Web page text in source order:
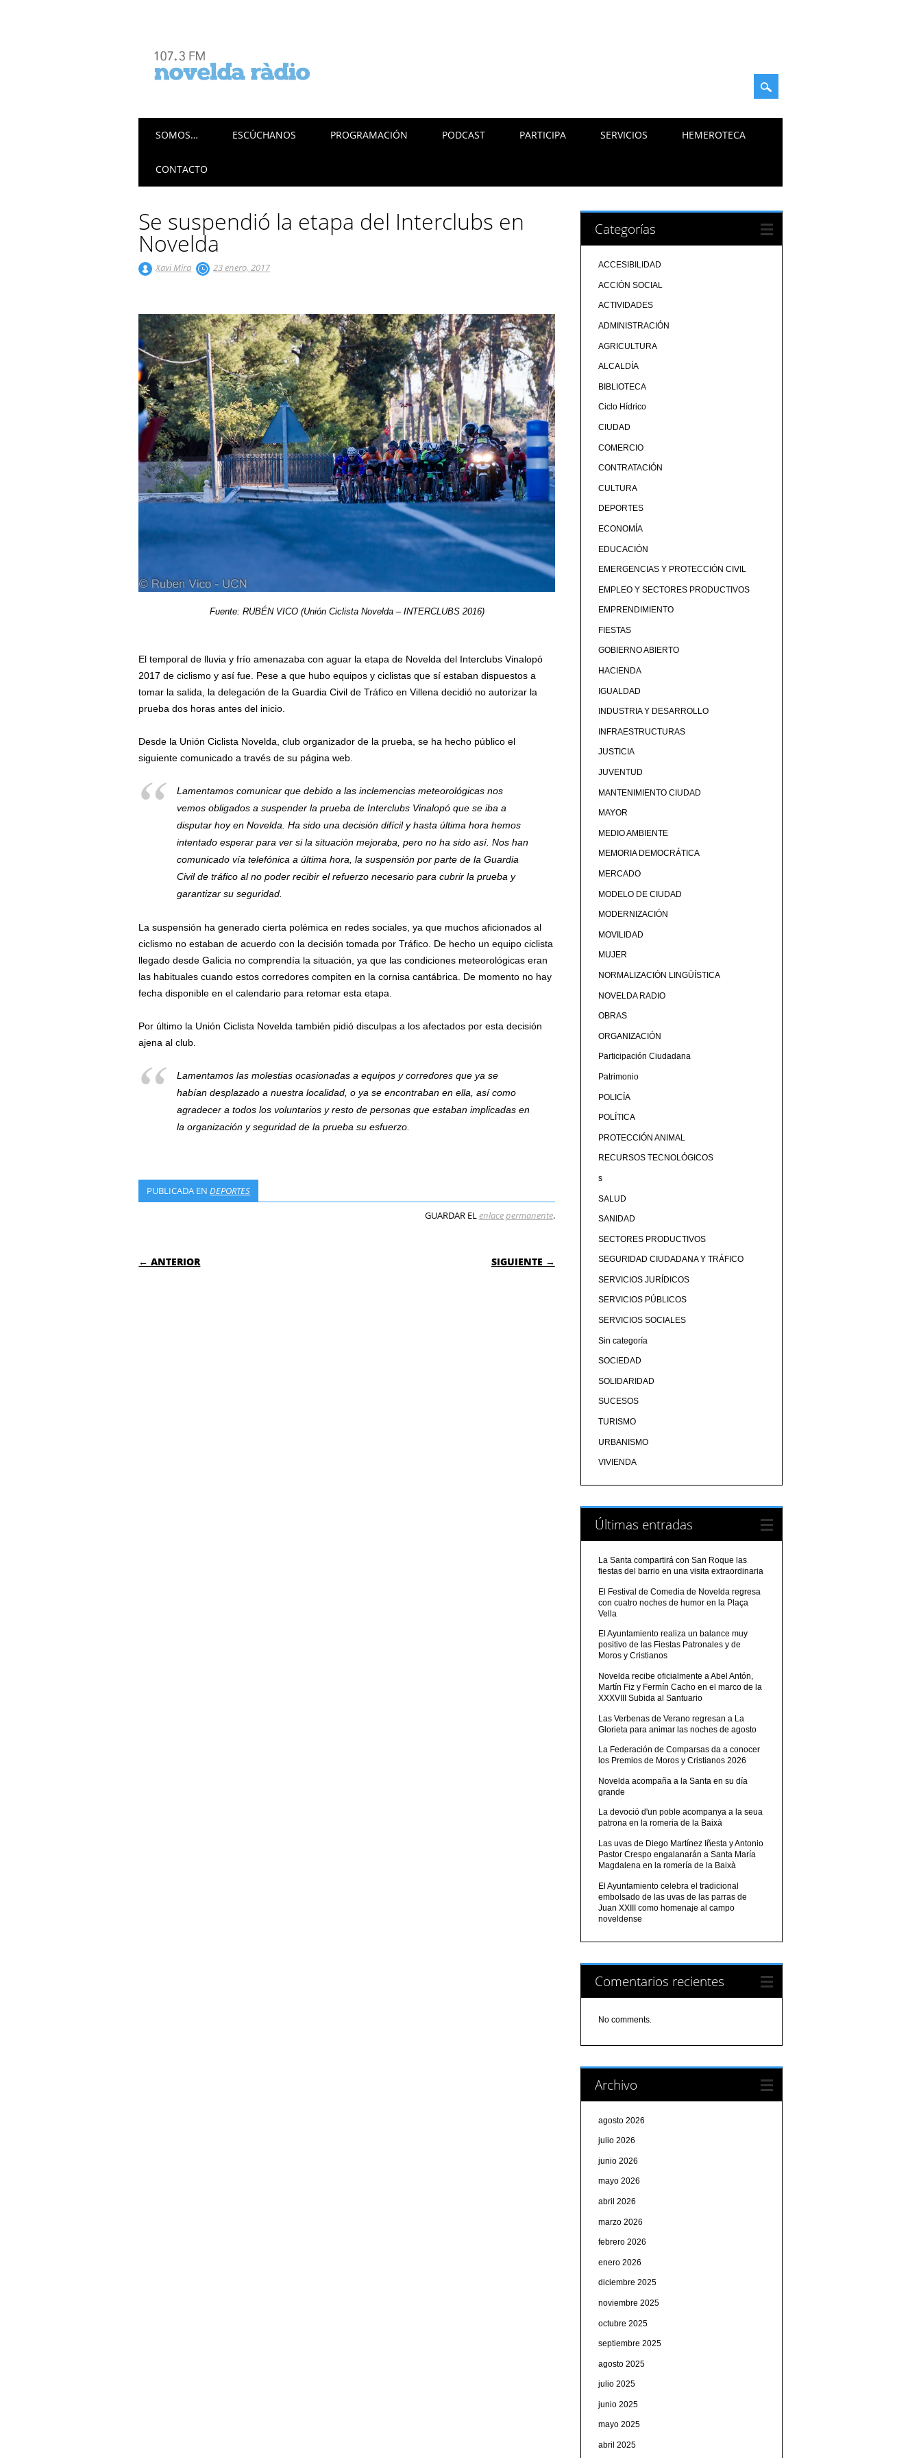
Menú principal
SOMOS… ESCÚCHANOS PROGRAMACIÓN PODCAST PARTICIPA SERVICIOS HEMEROTECA
CONTACTO
Se suspendió la etapa del Interclubs en
Novelda
Xavi Mira 23 enero, 2017
Fuente: RUBÉN VICO (Unión Ciclista Novelda – INTERCLUBS 2016)
El temporal de lluvia y frío amenazaba con aguar la etapa de Novelda del Interclubs Vinalopó
2017 de ciclismo y así fue. Pese a que hubo equipos y ciclistas que sí estaban dispuestos a
tomar la salida, la delegación de la Guardia Civil de Tráfico en Villena decidió no autorizar la
prueba dos horas antes del inicio.
Desde la Unión Ciclista Novelda, club organizador de la prueba, se ha hecho público el
siguiente comunicado a través de su página web.
Lamentamos comunicar que debido a las inclemencias meteorológicas nos
vemos obligados a suspender la prueba de Interclubs Vinalopó que se iba a
disputar hoy en Novelda. Ha sido una decisión difícil y hasta última hora hemos
intentado esperar para ver si la situación mejoraba, pero no ha sido así. Nos han
comunicado vía telefónica a última hora, la suspensión por parte de la Guardia
Civil de tráfico al no poder recibir el refuerzo necesario para cubrir la prueba y
garantizar su seguridad.
La suspensión ha generado cierta polémica en redes sociales, ya que muchos aficionados al
ciclismo no estaban de acuerdo con la decisión tomada por Tráfico. De hecho un equipo ciclista
llegado desde Galicia no comprendía la situación, ya que las condiciones meteorológicas eran
las habituales cuando estos corredores compiten en la cornisa cantábrica. De momento no hay
fecha disponible en el calendario para retomar esta etapa.
Por último la Unión Ciclista Novelda también pidió disculpas a los afectados por esta decisión
ajena al club.
Lamentamos las molestias ocasionadas a equipos y corredores que ya se
habían desplazado a nuestra localidad, o ya se encontraban en ella, así como
agradecer a todos los voluntarios y resto de personas que estaban implicadas en
la organización y seguridad de la prueba su esfuerzo.
PUBLICADA ENDEPORTES
GUARDAR EL enlace permanente.
NAVEGACIÓN DE ENTRADAS
← ANTERIOR SIGUIENTE →
Categorías
ACCESIBILIDAD
ACCIÓN SOCIAL
ACTIVIDADES
ADMINISTRACIÓN
AGRICULTURA
ALCALDÍA
BIBLIOTECA
Ciclo Hídrico
CIUDAD
COMERCIO
CONTRATACIÓN
CULTURA
DEPORTES
ECONOMÍA
EDUCACIÓN
EMERGENCIAS Y PROTECCIÓN CIVIL
EMPLEO Y SECTORES PRODUCTIVOS
EMPRENDIMIENTO
FIESTAS
GOBIERNO ABIERTO
HACIENDA
IGUALDAD
INDUSTRIA Y DESARROLLO
INFRAESTRUCTURAS
JUSTICIA
JUVENTUD
MANTENIMIENTO CIUDAD
MAYOR
MEDIO AMBIENTE
MEMORIA DEMOCRÁTICA
MERCADO
MODELO DE CIUDAD
MODERNIZACIÓN
MOVILIDAD
MUJER
NORMALIZACIÓN LINGÜÍSTICA
NOVELDA RADIO
OBRAS
ORGANIZACIÓN
Participación Ciudadana
Patrimonio
POLICÍA
POLÍTICA
PROTECCIÓN ANIMAL
RECURSOS TECNOLÓGICOS
s
SALUD
SANIDAD
SECTORES PRODUCTIVOS
SEGURIDAD CIUDADANA Y TRÁFICO
SERVICIOS JURÍDICOS
SERVICIOS PÚBLICOS
SERVICIOS SOCIALES
Sin categoría
SOCIEDAD
SOLIDARIDAD
SUCESOS
TURISMO
URBANISMO
VIVIENDA
Últimas entradas
La Santa compartirá con San Roque las
fiestas del barrio en una visita extraordinaria
El Festival de Comedia de Novelda regresa
con cuatro noches de humor en la Plaça
Vella
El Ayuntamiento realiza un balance muy
positivo de las Fiestas Patronales y de
Moros y Cristianos
Novelda recibe oficialmente a Abel Antón,
Martín Fiz y Fermín Cacho en el marco de la
XXXVIII Subida al Santuario
Las Verbenas de Verano regresan a La
Glorieta para animar las noches de agosto
La Federación de Comparsas da a conocer
los Premios de Moros y Cristianos 2026
Novelda acompaña a la Santa en su día
grande
La devoció d'un poble acompanya a la seua
patrona en la romeria de la Baixà
Las uvas de Diego Martínez Iñesta y Antonio
Pastor Crespo engalanarán a Santa María
Magdalena en la romería de la Baixà
El Ayuntamiento celebra el tradicional
embolsado de las uvas de las parras de
Juan XXIII como homenaje al campo
noveldense
Comentarios recientes
No comments.
Archivo
agosto 2026
julio 2026
junio 2026
mayo 2026
abril 2026
marzo 2026
febrero 2026
enero 2026
diciembre 2025
noviembre 2025
octubre 2025
septiembre 2025
agosto 2025
julio 2025
junio 2025
mayo 2025
abril 2025